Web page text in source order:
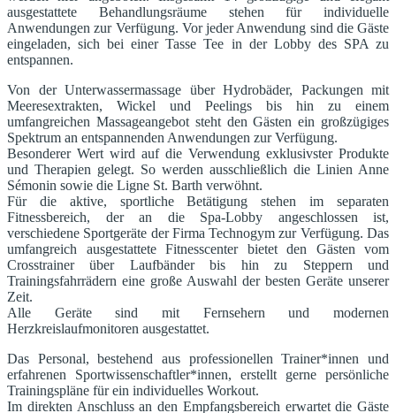
ausgestattete Behandlungsräume stehen für individuelle
Anwendungen zur Verfügung. Vor jeder Anwendung sind die Gäste
eingeladen, sich bei einer Tasse Tee in der Lobby des SPA zu
entspannen.
Von der Unterwassermassage über Hydrobäder, Packungen mit
Meeresextrakten, Wickel und Peelings bis hin zu einem
umfangreichen Massageangebot steht den Gästen ein großzügiges
Spektrum an entspannenden Anwendungen zur Verfügung.
Besonderer Wert wird auf die Verwendung exklusivster Produkte
und Therapien gelegt. So werden ausschließlich die Linien Anne
Sémonin sowie die Ligne St. Barth verwöhnt.
Für die aktive, sportliche Betätigung stehen im separaten
Fitnessbereich, der an die Spa-Lobby angeschlossen ist,
verschiedene Sportgeräte der Firma Technogym zur Verfügung. Das
umfangreich ausgestattete Fitnesscenter bietet den Gästen vom
Crosstrainer über Laufbänder bis hin zu Steppern und
Trainingsfahrrädern eine große Auswahl der besten Geräte unserer
Zeit.
Alle Geräte sind mit Fernsehern und modernen
Herzkreislaufmonitoren ausgestattet.
Das Personal, bestehend aus professionellen Trainer*innen und
erfahrenen Sportwissenschaftler*innen, erstellt gerne persönliche
Trainingspläne für ein individuelles Workout.
Im direkten Anschluss an den Empfangsbereich erwartet die Gäste